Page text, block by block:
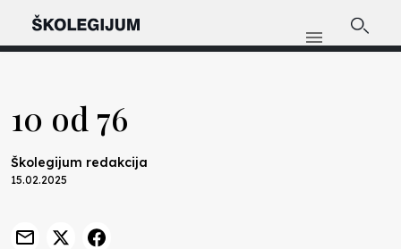
10 od 76
Školegijum redakcija
15.02.2025